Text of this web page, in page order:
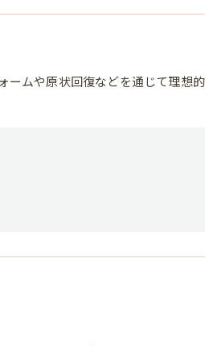
ムや原状回復などを通じて理想